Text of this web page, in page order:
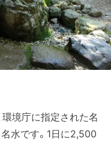
環境庁に指定された名
水です。1日に2,500